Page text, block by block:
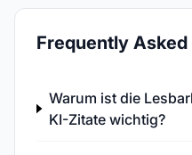
Frequently
Warum ist die
KI-Zitate wichtig?